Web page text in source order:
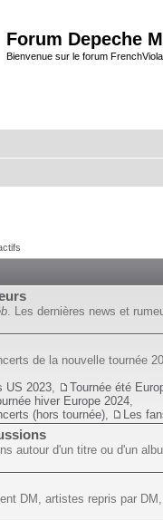
Forum Depeche
Bienvenue sur le forum
. Les dernières news et
de la nouvelle tournée
US 2023
Tournée été
hiver Europe 2024
(hors tournée)
Les
autour d'un titre ou d'un
DM, artistes repris par